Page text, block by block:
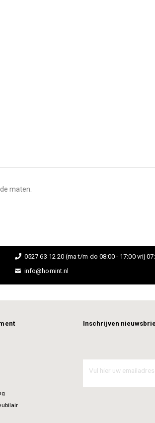
maten.
0527 63 12 20 (ma t/m do 08:00 - 17:00 vrij
info@homint.nl
Inschrijven